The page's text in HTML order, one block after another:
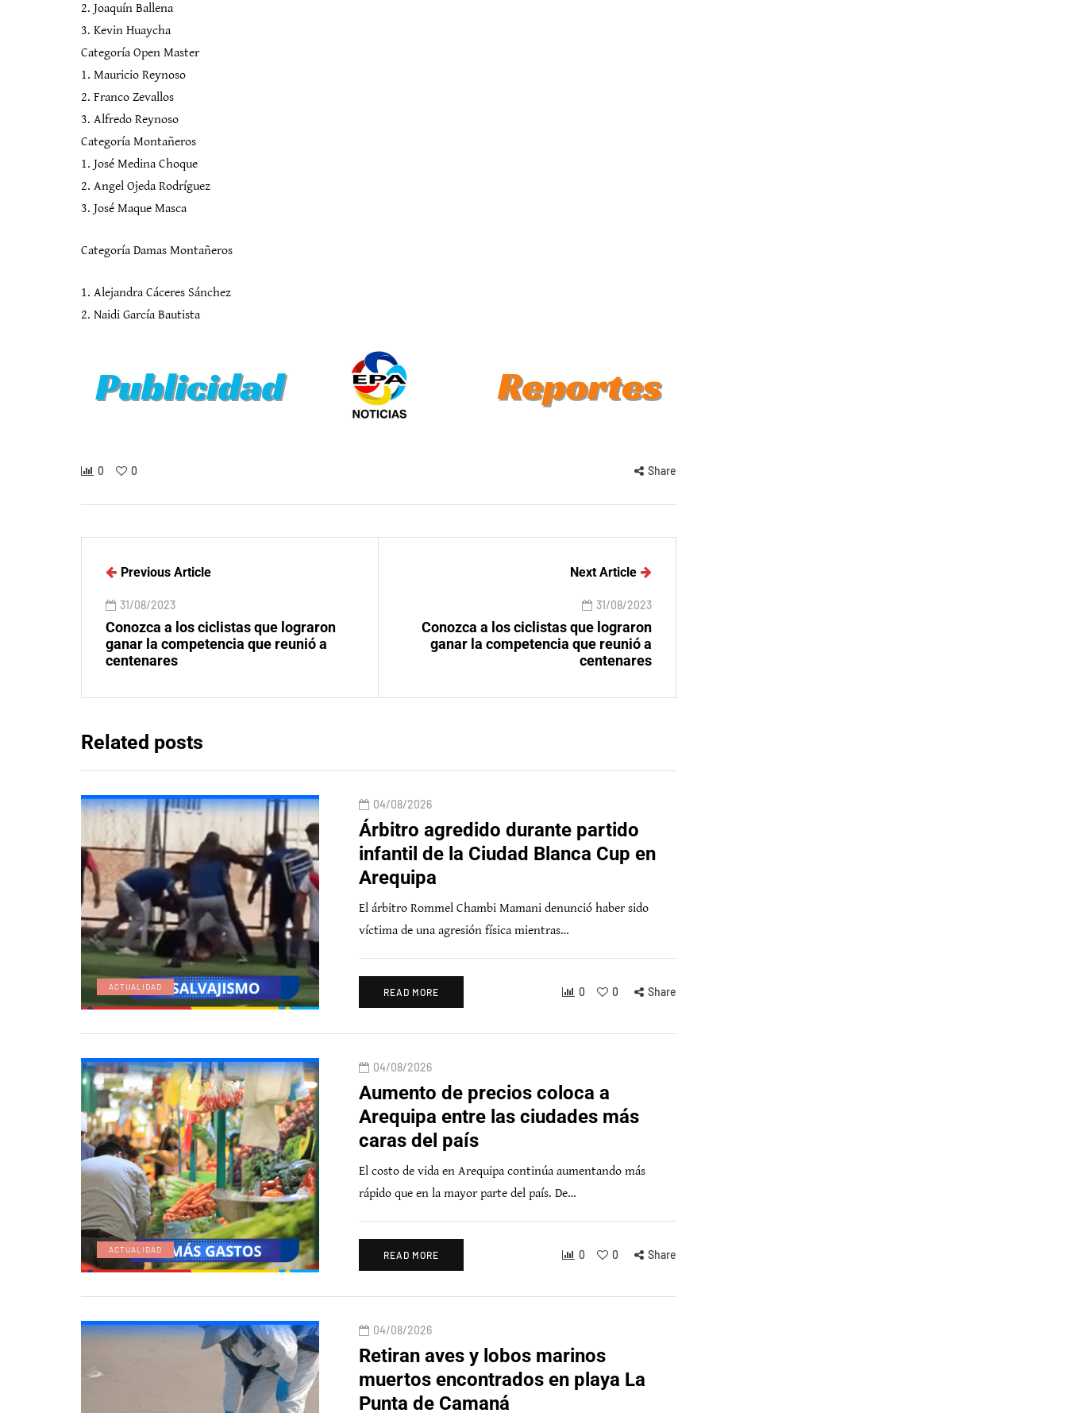
2. Joaquín Ballena
3. Kevin Huaycha
Categoría Open Master
1. Mauricio Reynoso
2. Franco Zevallos
3. Alfredo Reynoso
Categoría Montañeros
1. José Medina Choque
2. Angel Ojeda Rodríguez
3. José Maque Masca
Categoría Damas Montañeros
1. Alejandra Cáceres Sánchez
2. Naidi García Bautista
0 0 Share
Previous Article
31/08/2023
Conozca a los ciclistas que lograron
ganar la competencia que reunió a
centenares
Next Article
31/08/2023
Conozca a los ciclistas que lograron
ganar la competencia que reunió a
centenares
Related posts
ACTUALIDAD
04/08/2026
Árbitro agredido durante partido
infantil de la Ciudad Blanca Cup en
Arequipa
El árbitro Rommel Chambi Mamani denunció haber sido
víctima de una agresión física mientras…
READ MORE 0 0 Share
ACTUALIDAD
04/08/2026
Aumento de precios coloca a
Arequipa entre las ciudades más
caras del país
El costo de vida en Arequipa continúa aumentando más
rápido que en la mayor parte del país. De…
READ MORE 0 0 Share
04/08/2026
Retiran aves y lobos marinos
muertos encontrados en playa La
Punta de Camaná